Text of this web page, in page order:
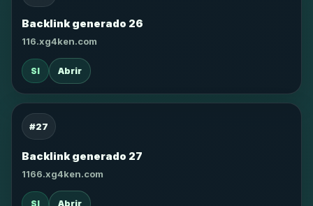
Backlink generado 26
116.xg4ken.com
SI Abrir
#27
Backlink generado 27
1166.xg4ken.com
SI Abrir